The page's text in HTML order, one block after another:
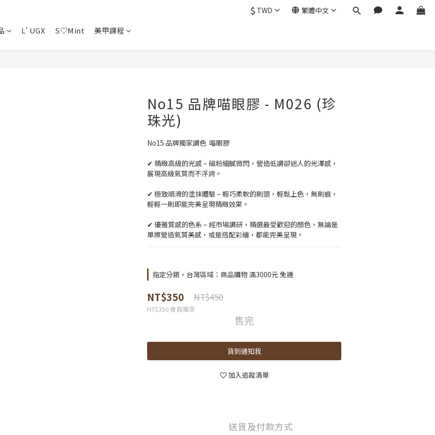
$ TWD 繁體中文
L' UGX S♡Mint 美甲課程
No15 品牌喵眼膠 - M026 (珍
珠光)
No15 品牌獨家調色  喵眼膠
✔ 精緻高級的光感 – 磁粉細膩微閃，營造低調卻迷人的光澤感，
展現高級氣質而不浮誇。
✔ 極致順滑的塗抹體驗 – 輕巧柔軟的刷頭，輕鬆上色，無刷痕，
輕輕一刷即能完美呈現精緻效果。
✔ 優雅質感的色系 – 經市場調研，精選最受歡迎的顏色，無論是
單擦營造氣質美感，或是搭配彩繪，都能完美呈現。
指定分類，台灣區域：商品購物 滿3000元 免運
NT$350 NT$450
NT$350 會員獨享
售完
貨到通知我
加入追蹤清單
送貨及付款方式